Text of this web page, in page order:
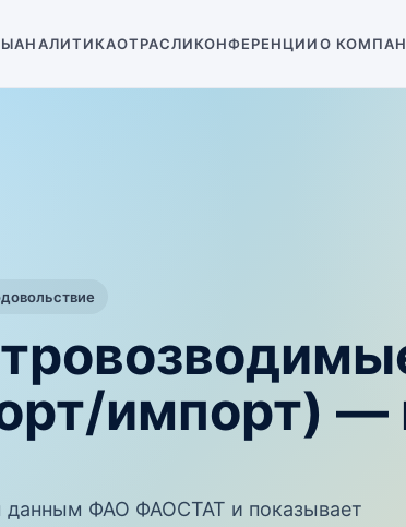
АНАЛИТИКАОТРАСЛИКОНФЕРЕНЦИИО
импорт)
ФАО ФАОСТАТ и показывает